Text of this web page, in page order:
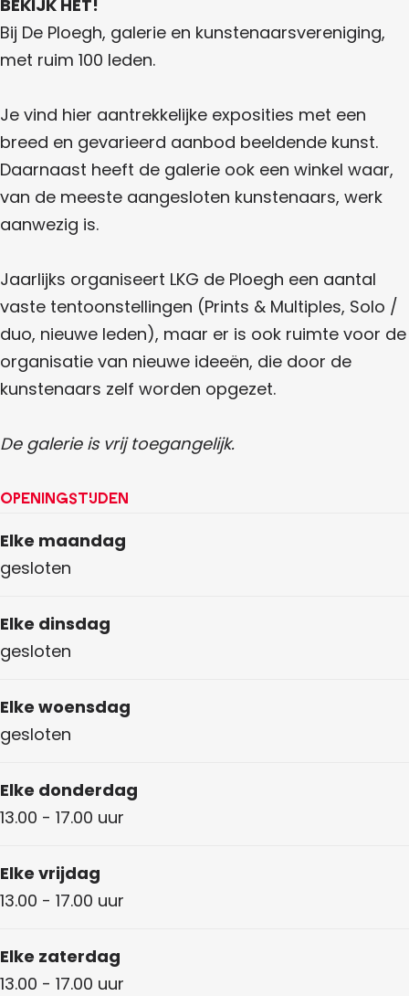
o
e
h
h
BEKIJK HET!
Bij De Ploegh, galerie en kunstenaarsvereniging,
met ruim 100 leden.
Je vind hier aantrekkelijke exposities met een
breed en gevarieerd aanbod beeldende kunst.
Daarnaast heeft de galerie ook een winkel waar,
van de meeste aangesloten kunstenaars, werk
aanwezig is.
Jaarlijks organiseert LKG de Ploegh een aantal
vaste tentoonstellingen (Prints & Multiples, Solo /
duo, nieuwe leden), maar er is ook ruimte voor de
organisatie van nieuwe ideeën, die door de
kunstenaars zelf worden opgezet.
De galerie is vrij toegangelijk.
Openingstijden
Elke maandag
gesloten
Elke dinsdag
gesloten
Elke woensdag
gesloten
Elke donderdag
13.00 - 17.00 uur
Elke vrijdag
13.00 - 17.00 uur
Elke zaterdag
13.00 - 17.00 uur